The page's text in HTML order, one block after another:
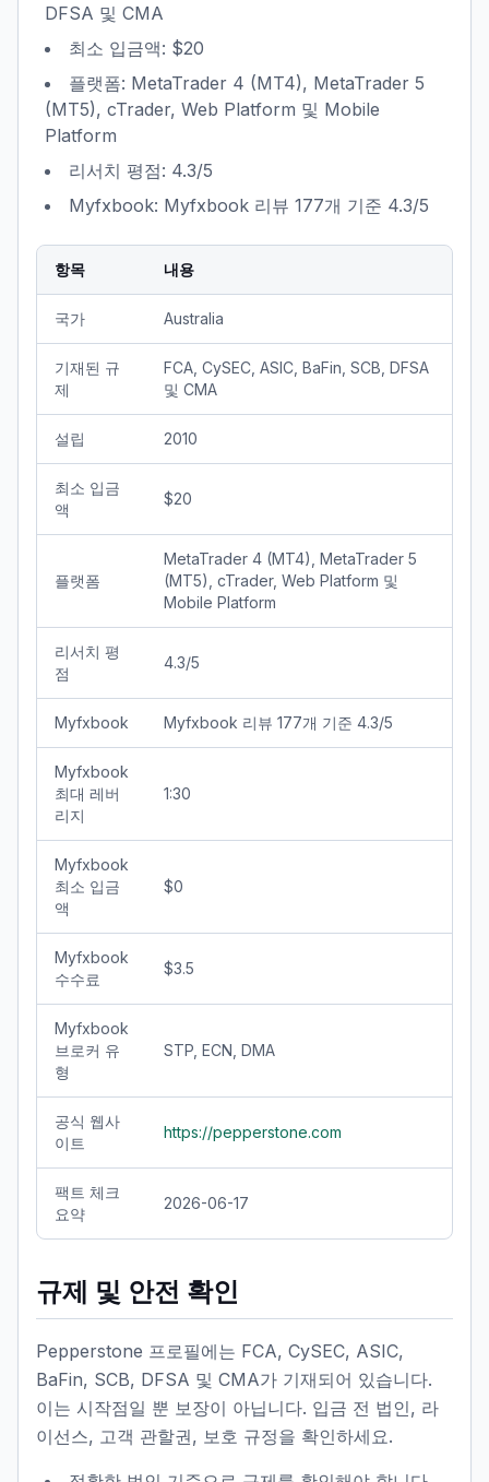
DFSA 및 CMA
최소 입금액: $20
플랫폼: MetaTrader 4 (MT4), MetaTrader 5
(MT5), cTrader, Web Platform 및 Mobile
Platform
리서치 평점: 4.3/5
Myfxbook: Myfxbook 리뷰 177개 기준 4.3/5
항목 내용
국가 Australia
기재된 규
제
FCA, CySEC, ASIC, BaFin, SCB, DFSA
및 CMA
설립 2010
최소 입금
액
$20
플랫폼
MetaTrader 4 (MT4), MetaTrader 5
(MT5), cTrader, Web Platform 및
Mobile Platform
리서치 평
점
4.3/5
Myfxbook Myfxbook 리뷰 177개 기준 4.3/5
Myfxbook
최대 레버
리지
1:30
Myfxbook
최소 입금
액
$0
Myfxbook
수수료
$3.5
Myfxbook
브로커 유
형
STP, ECN, DMA
공식 웹사
이트
https://pepperstone.com
팩트 체크
요약
2026-06-17
규제 및 안전 확인
Pepperstone 프로필에는 FCA, CySEC, ASIC,
BaFin, SCB, DFSA 및 CMA가 기재되어 있습니다.
이는 시작점일 뿐 보장이 아닙니다. 입금 전 법인, 라
이선스, 고객 관할권, 보호 규정을 확인하세요.